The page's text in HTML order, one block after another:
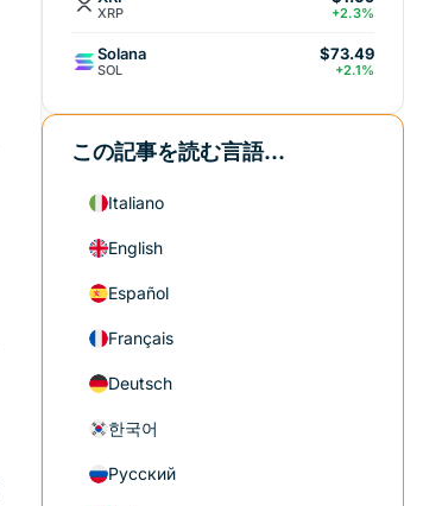
XRP +2.3%
Solana
SOL
$73.49
+2.1%
この記事を読む言語...
Italiano
English
Español
Français
Deutsch
한국어
Русский